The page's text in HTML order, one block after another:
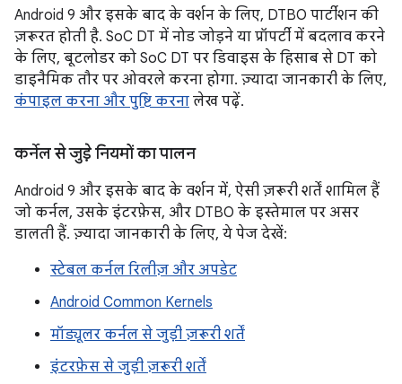
Android 9 और इसके बाद के वर्शन के लिए, DTBO पार्टीशन की
ज़रूरत होती है. SoC DT में नोड जोड़ने या प्रॉपर्टी में बदलाव करने
के लिए, बूटलोडर को SoC DT पर डिवाइस के हिसाब से DT को
डाइनैमिक तौर पर ओवरले करना होगा. ज़्यादा जानकारी के लिए,
कंपाइल करना और पुष्टि करना लेख पढ़ें.
कर्नेल से जुड़े नियमों का पालन
Android 9 और इसके बाद के वर्शन में, ऐसी ज़रूरी शर्तें शामिल हैं
जो कर्नल, उसके इंटरफ़ेस, और DTBO के इस्तेमाल पर असर
डालती हैं. ज़्यादा जानकारी के लिए, ये पेज देखें:
स्टेबल कर्नल रिलीज़ और अपडेट
Android Common Kernels
मॉड्यूलर कर्नल से जुड़ी ज़रूरी शर्तें
इंटरफ़ेस से जुड़ी ज़रूरी शर्तें